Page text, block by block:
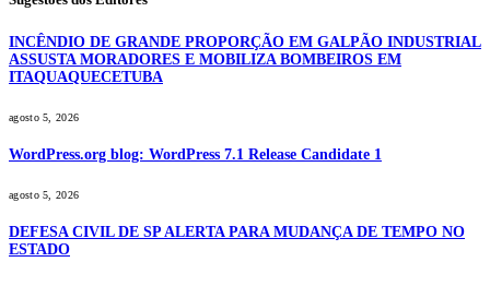
INCÊNDIO DE GRANDE PROPORÇÃO EM GALPÃO INDUSTRIAL
ASSUSTA MORADORES E MOBILIZA BOMBEIROS EM
ITAQUAQUECETUBA
agosto 5, 2026
WordPress.org blog: WordPress 7.1 Release Candidate 1
agosto 5, 2026
DEFESA CIVIL DE SP ALERTA PARA MUDANÇA DE TEMPO NO
ESTADO